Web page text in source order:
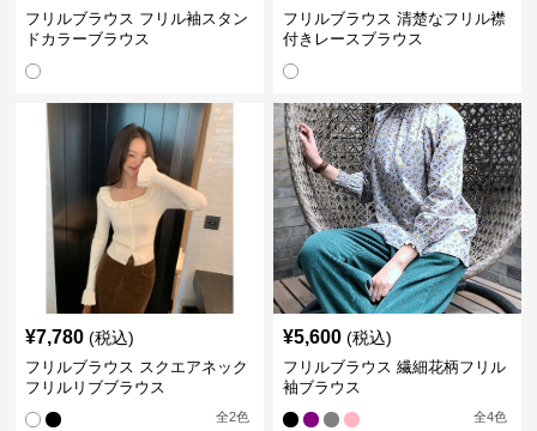
フリルブラウス フリル袖スタン
ドカラーブラウス
フリルブラウス 清楚なフリル襟
付きレースブラウス
¥7,780 (税込)
フリルブラウス スクエアネック
フリルリブブラウス
全2色
¥5,600 (税込)
フリルブラウス 繊細花柄フリル
袖ブラウス
全4色